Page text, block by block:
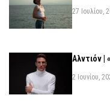
27 Ιουλίου,
Αλντιόν |
2 Ιουνίου,